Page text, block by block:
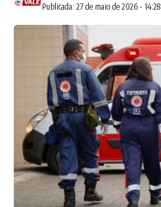
Publicada: 27 de maio de 2026 - 14:28